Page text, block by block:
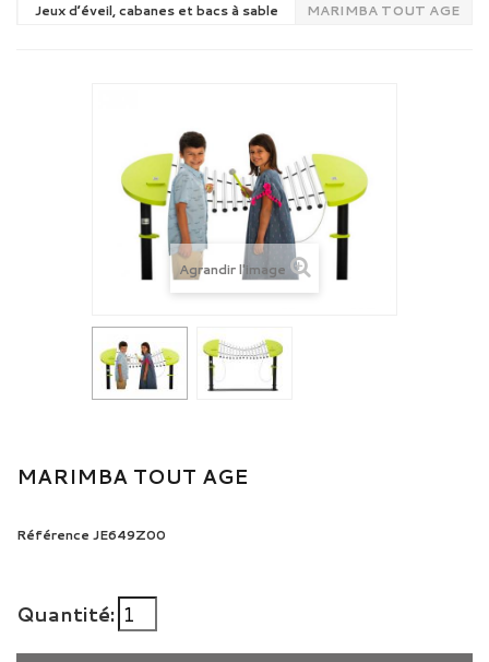
Jeux d’éveil, cabanes et bacs à sable
MARIMBA TOUT AGE
Agrandir l'image
MARIMBA TOUT AGE
Référence JE649Z00
Quantité: